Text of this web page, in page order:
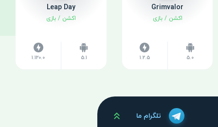
Grimvalor
اکشن /بازی
5.0
1.2.5
Leap Day
اکشن /بازی
5.1
1.120.0
بالا تلگرام ما